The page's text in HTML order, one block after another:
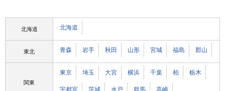
北海道 北海道
東北 青森 岩手 秋田 山形 宮城 福島 郡山
関東
東京 埼玉 大宮 横浜 千葉 柏 栃木
宇都宮 茨城 水戸 群馬 高崎